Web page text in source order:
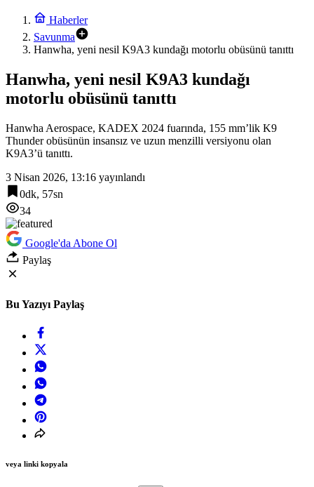
Haberler
Savunma
Hanwha, yeni nesil K9A3 kundağı motorlu obüsünü tanıttı
Hanwha, yeni nesil K9A3 kundağı
motorlu obüsünü tanıttı
Hanwha Aerospace, KADEX 2024 fuarında, 155 mm’lik K9
Thunder obüsünün insansız ve uzun menzilli versiyonu olan
K9A3’ü tanıttı.
3 Nisan 2026, 13:16 yayınlandı
0dk, 57sn
34
Google'da Abone Ol
Paylaş
Bu Yazıyı Paylaş
veya linki kopyala